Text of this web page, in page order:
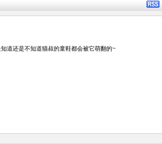
道还是不知道猫叔的童鞋都会被它萌翻的~